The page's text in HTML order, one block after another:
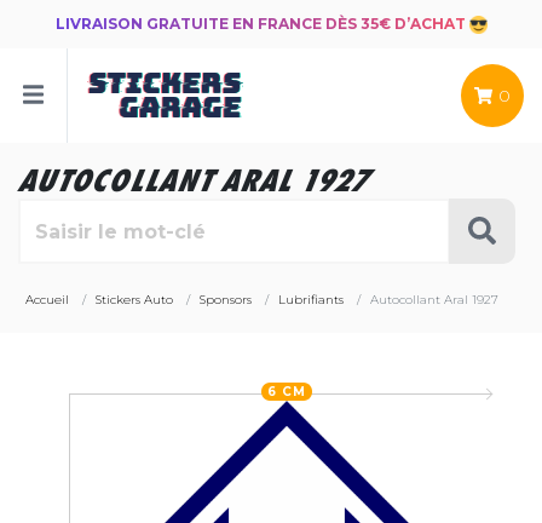
LIVRAISON GRATUITE EN FRANCE DÈS 35€ D’ACHAT
0
AUTOCOLLANT ARAL 1927
Accueil Stickers Auto Sponsors Lubrifiants Autocollant Aral 1927
6 CM